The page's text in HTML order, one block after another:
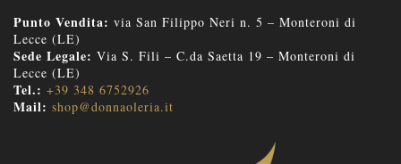
Punto Vendita: via San Filippo Neri n. 5 – Monteroni di
Lecce (LE)
Sede Legale: Via S. Fili – C.da Saetta 19 – Monteroni di
Lecce (LE)
Tel.: +39 348 6752926
Mail: shop@donnaoleria.it